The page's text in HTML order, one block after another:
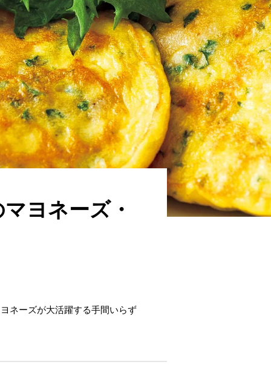
ヨネーズ・
ネーズが大活躍する手間いらず